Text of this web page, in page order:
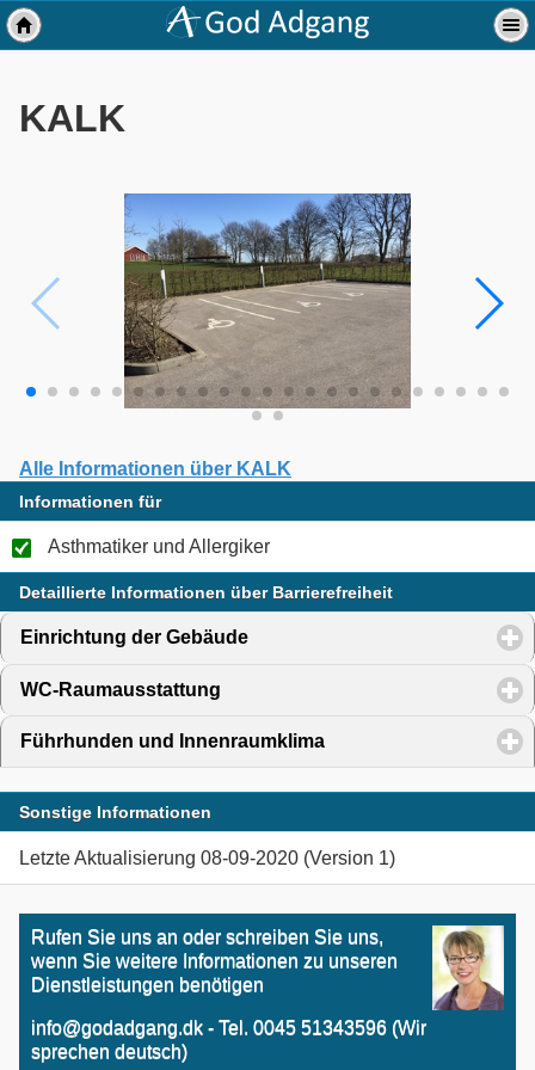
KALK
Alle Informationen über KALK
Informationen für
Asthmatiker und Allergiker
Detaillierte Informationen über Barrierefreiheit
Einrichtung der Gebäude
WC-Raumausstattung
Führhunden und Innenraumklima click to expand
Sonstige Informationen
Letzte Aktualisierung 08-09-2020 (Version 1)
Rufen Sie uns an oder schreiben Sie uns,
wenn Sie weitere Informationen zu unseren
Dienstleistungen benötigen
info@godadgang.dk - Tel. 0045 51343596 (Wir
sprechen deutsch)